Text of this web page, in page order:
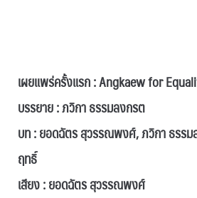
เผยแพร่ครั้งแรก : Angkaew for
บรรยาย : ภวิกา ธรรมลงกรต
บท : ยอดฉัตร สุวรรณพงศ์, ภวิกา ธรร
ฤทธิ์
เสียง : ยอดฉัตร สุวรรณพงศ์